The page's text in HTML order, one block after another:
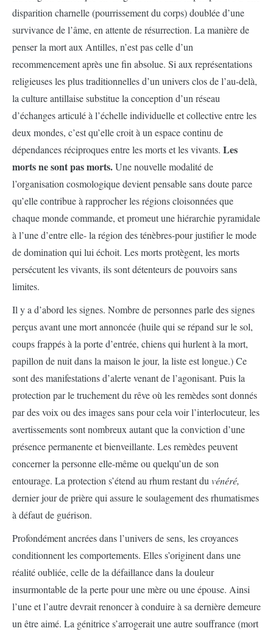
disparition charnelle (pourrissement du corps) doublée d’une
survivance de l’âme, en attente de résurrection. La manière de
penser la mort aux Antilles, n’est pas celle d’un
recommencement après une fin absolue. Si aux représentations
religieuses les plus traditionnelles d’un univers clos de l’au-delà,
la culture antillaise substitue la conception d’un réseau
d’échanges articulé à l’échelle individuelle et collective entre les
deux mondes, c’est qu’elle croit à un espace continu de
dépendances réciproques entre les morts et les vivants. Les
morts ne sont pas morts.Une nouvelle modalité de
l’organisation cosmologique devient pensable sans doute parce
qu’elle contribue à rapprocher les régions cloisonnées que
chaque monde commande, et promeut une hiérarchie pyramidale
à l’une d’entre elle- la région des ténèbres-pour justifier le mode
de domination qui lui échoit. Les morts protègent, les morts
persécutent les vivants, ils sont détenteurs de pouvoirs sans
limites.
Il y a d’abord les signes. Nombre de personnes parle des signes
perçus avant une mort annoncée (huile qui se répand sur le sol,
coups frappés à la porte d’entrée, chiens qui hurlent à la mort,
papillon de nuit dans la maison le jour, la liste est longue.) Ce
sont des manifestations d’alerte venant de l’agonisant. Puis la
protection par le truchement du rêve où les remèdes sont donnés
par des voix ou des images sans pour cela voir l’interlocuteur, les
avertissements sont nombreux autant que la conviction d’une
présence permanente et bienveillante. Les remèdes peuvent
concerner la personne elle-même ou quelqu’un de son
entourage. La protection s’étend au rhum restant du vénéré,
dernier jour de prière qui assure le soulagement des rhumatismes
à défaut de guérison.
Profondément ancrées dans l’univers de sens, les croyances
conditionnent les comportements. Elles s’originent dans une
réalité oubliée, celle de la défaillance dans la douleur
insurmontable de la perte pour une mère ou une épouse. Ainsi
l’une et l’autre devrait renoncer à conduire à sa dernière demeure
un être aimé. La génitrice s’arrogerait une autre souffrance (mort